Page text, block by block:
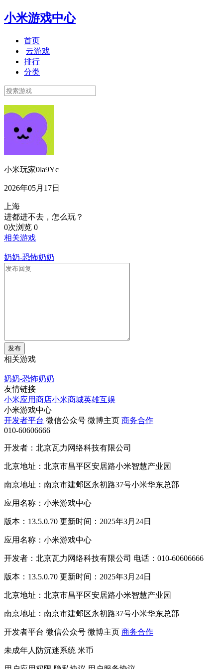
小米游戏中心
首页
云游戏
排行
分类
小米玩家0la9Yc
2026年05月17日
上海
进都进不去，怎么玩？
0次浏览 0
相关游戏
奶奶-恐怖奶奶
发布
相关游戏
奶奶-恐怖奶奶
友情链接
小米应用商店小米商城英雄互娱
小米游戏中心
开发者平台 微信公众号 微博主页 商务合作
010-60606666
开发者：北京瓦力网络科技有限公司
北京地址：北京市昌平区安居路小米智慧产业园
南京地址：南京市建邺区永初路37号小米华东总部
应用名称：小米游戏中心
版本：13.5.0.70 更新时间：2025年3月24日
应用名称：小米游戏中心
开发者：北京瓦力网络科技有限公司 电话：010-60606666
版本：13.5.0.70 更新时间：2025年3月24日
北京地址：北京市昌平区安居路小米智慧产业园
南京地址：南京市建邺区永初路37号小米华东总部
开发者平台 微信公众号 微博主页 商务合作
未成年人防沉迷系统 米币